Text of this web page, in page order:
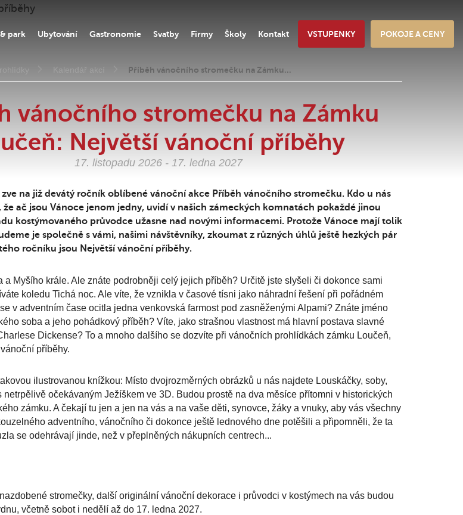
VSTUPENKY POKOJE A CENY
park Ubytování Gastronomie Svatby Firmy Školy Kontakt
Kalendář akcí Příběh vánočního stromečku na Zámku…
vánočního stromečku na Zámku
Největší vánoční příběhy
17. listopadu 2026 - 17. ledna 2027
na již devátý ročník oblíbené vánoční akce Příběh vánočního stromečku. Kdo u nás
ač jsou Vánoce jenom jedny, uvidí v našich zámeckých komnatách pokaždé jinou
kostýmovaného průvodce užasne nad novými informacemi. Protože Vánoce mají tolik
je společně s vámi, našimi návštěvníky, zkoumat z různých úhlů ještě hezkých pár
ročníku jsou Největší vánoční příběhy.
a Myšího krále. Ale znáte podrobněji celý jejich příběh? Určitě jste slyšeli či dokonce sami
koledu Tichá noc. Ale víte, že vznikla v časové tísni jako náhradní řešení při pořádném
v adventním čase ocitla jedna venkovská farmost pod zasněženými Alpami? Znáte jméno
soba a jeho pohádkový příběh? Víte, jako strašnou vlastnost má hlavní postava slavné
Dickense? To a mnoho dalšího se dozvíte při vánočních prohlídkách zámku Loučeň,
příběhy.
ilustrovanou knížkou: Místo dvojrozměrných obrázků u nás najdete Louskáčky, soby,
netrpělivě očekávaným Ježíškem ve 3D. Budou prostě na dva měsíce přítomni v historických
zámku. A čekají tu jen a jen na vás a na vaše děti, synovce, žáky a vnuky, aby vás všechny
adventního, vánočního či dokonce ještě lednového dne potěšili a připomněli, že ta
se odehrávají jinde, než v přeplněných nákupních centrech...
stromečky, další originální vánoční dekorace i průvodci v kostýmech na vás budou
včetně sobot i nedělí až do 17. ledna 2027.